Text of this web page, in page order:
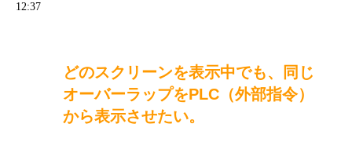
12:37
どのスクリーンを表示中でも、同じ
オーバーラップをPLC（外部指令）
から表示させたい。